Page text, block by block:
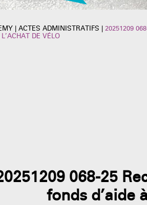
| ACTES ADMINISTRATIFS | 20251209
L’ACHAT DE VÉLO
068-25
fonds d’aide